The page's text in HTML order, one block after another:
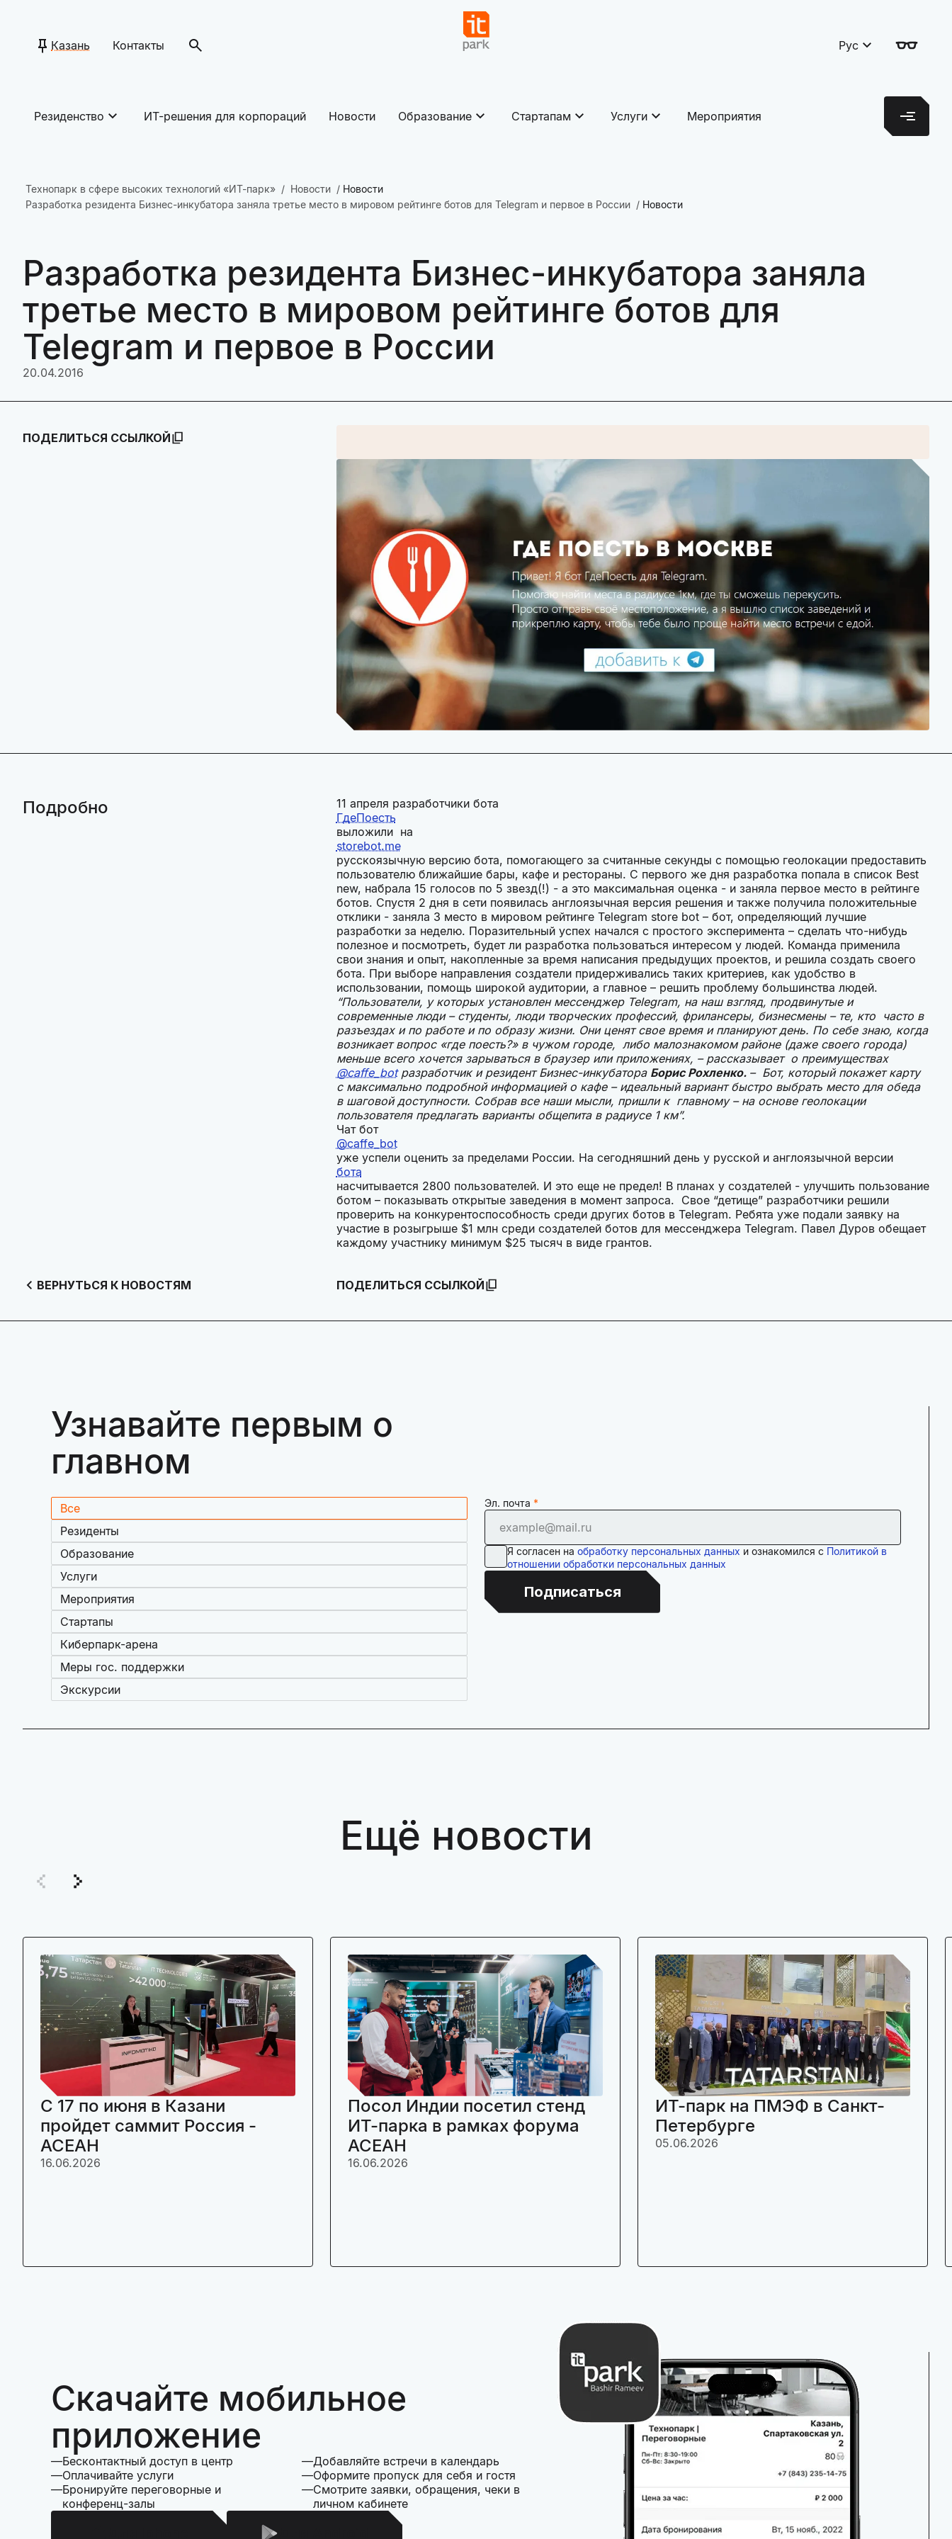
Казань Контакты Рус
Резиденство ИТ-решения для корпораций Новости Образование Стартапам Услуги Мероприятия
Технопарк в сфере высоких технологий «ИТ-парк» Новости
Новости
Разработка резидента Бизнес-инкубатора заняла третье место в мировом рейтинге ботов для Telegram и первое в России
Новости
Разработка резидента Бизнес-инкубатора заняла
третье место в мировом рейтинге ботов для
Telegram и первое в России
20.04.2016
ПОДЕЛИТЬСЯ ССЫЛКОЙ
Подробно
11 апреля разработчики бота
ГдеПоесть
выложили на
storebot.me
русскоязычную версию бота, помогающего за считанные секунды с помощью геолокации предоставить
пользователю ближайшие бары, кафе и рестораны. С первого же дня разработка попала в список Best
new, набрала 15 голосов по 5 звезд(!) - а это максимальная оценка - и заняла первое место в рейтинге
ботов. Спустя 2 дня в сети появилась англоязычная версия решения и также получила положительные
отклики - заняла 3 место в мировом рейтинге Telegram store bot – бот, определяющий лучшие
разработки за неделю. Поразительный успех начался с простого эксперимента – сделать что-нибудь
полезное и посмотреть, будет ли разработка пользоваться интересом у людей. Команда применила
свои знания и опыт, накопленные за время написания предыдущих проектов, и решила создать своего
бота. При выборе направления создатели придерживались таких критериев, как удобство в
использовании, помощь широкой аудитории, а главное – решить проблему большинства людей.
“Пользователи, у которых установлен мессенджер Telegram, на наш взгляд, продвинутые и
современные люди – студенты, люди творческих профессий, фрилансеры, бизнесмены – те, кто часто в
разъездах и по работе и по образу жизни. Они ценят свое время и планируют день. По себе знаю, когда
возникает вопрос «где поесть?» в чужом городе, либо малознакомом районе (даже своего города)
меньше всего хочется зарываться в браузер или приложениях, – рассказывает о преимуществах
@caffe_botразработчик и резидент Бизнес-инкубатора Борис Рохленко. – Бот, который покажет карту
с максимально подробной информацией о кафе – идеальный вариант быстро выбрать место для обеда
в шаговой доступности. Собрав все наши мысли, пришли к главному – на основе геолокации
пользователя предлагать варианты общепита в радиусе 1 км”.
Чат бот
@caffe_bot
уже успели оценить за пределами России. На сегодняшний день у русской и англоязычной версии
бота
насчитывается 2800 пользователей. И это еще не предел! В планах у создателей - улучшить пользование
ботом – показывать открытые заведения в момент запроса. Свое “детище” разработчики решили
проверить на конкурентоспособность среди других ботов в Telegram. Ребята уже подали заявку на
участие в розыгрыше $1 млн среди создателей ботов для мессенджера Telegram. Павел Дуров обещает
каждому участнику минимум $25 тысяч в виде грантов.
ВЕРНУТЬСЯ К НОВОСТЯМ ПОДЕЛИТЬСЯ ССЫЛКОЙ
Узнавайте первым о
главном
Все
Резиденты
Образование
Услуги
Мероприятия
Стартапы
Киберпарк-арена
Меры гос. поддержки
Экскурсии
Эл. почта
Я согласен на обработку персональных данных и ознакомился с Политикой в
отношении обработки персональных данных
Подписаться
Ещё новости
C 17 по июня в Казани
пройдет саммит Россия -
АСЕАН
16.06.2026
Посол Индии посетил стенд
ИТ-парка в рамках форума
АСЕАН
16.06.2026
ИТ-парк на ПМЭФ в Санкт-
Петербурге
05.06.2026
Скачайте мобильное
приложение
Бесконтактный доступ в центр
Оплачивайте услуги
Бронируйте переговорные и
конференц-залы
Добавляйте встречи в календарь
Оформите пропуск для себя и гостя
Смотрите заявки, обращения, чеки в
личном кабинете